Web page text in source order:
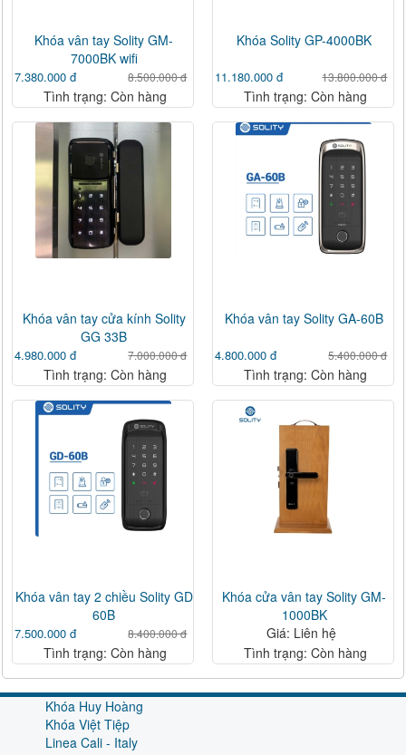
Khóa vân tay Solity GM-
7000BK wifi
7.380.000 đ 8.500.000 đ
Tình trạng: Còn hàng
Khóa Solity GP-4000BK
11.180.000 đ 13.800.000 đ
Tình trạng: Còn hàng
Khóa vân tay cửa kính Solity
GG 33B
4.980.000 đ 7.000.000 đ
Tình trạng: Còn hàng
Khóa vân tay Solity GA-60B
4.800.000 đ 5.400.000 đ
Tình trạng: Còn hàng
Khóa vân tay 2 chiều Solity GD
60B
7.500.000 đ 8.400.000 đ
Tình trạng: Còn hàng
Khóa cửa vân tay Solity GM-
1000BK
Giá: Liên hệ
Tình trạng: Còn hàng
Khóa Huy Hoàng
Khóa Việt Tiệp
Linea Cali - Italy